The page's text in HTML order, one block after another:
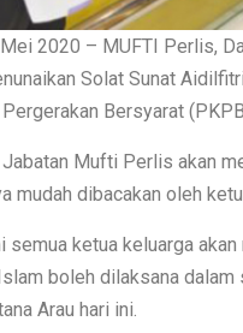
2020 – MUFTI Perlis,
Solat Sunat
Pergerakan Bersyarat
Jabatan Mufti Perlis akan
mudah dibacakan oleh
semua ketua keluarga
boleh dilaksana
Arau hari ini.